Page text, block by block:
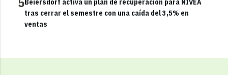
Beiersdorf activa un plan de recuperación para NIVEA
tras cerrar el semestre con una caída del 3,5% en
ventas